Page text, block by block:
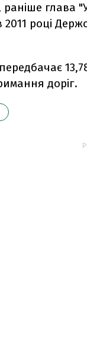
раніше глава
році
доріг.